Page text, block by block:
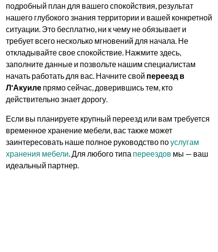
подробный план для вашего спокойствия, результат
нашего глубокого знания территории и вашей конкретной
ситуации. Это бесплатно, ни к чему не обязывает и
требует всего несколько мгновений для начала. Не
откладывайте свое спокойствие. Нажмите здесь,
заполните данные и позвольте нашим специалистам
начать работать для вас. Начните свой переезд в
Л'Акуиле прямо сейчас, доверившись тем, кто
действительно знает дорогу.
Если вы планируете крупный переезд или вам требуется
временное хранение мебели, вас также может
заинтересовать наше полное руководство поуслугам
хранения мебели . Для любого типа переездов мы — ваш
идеальный партнер.